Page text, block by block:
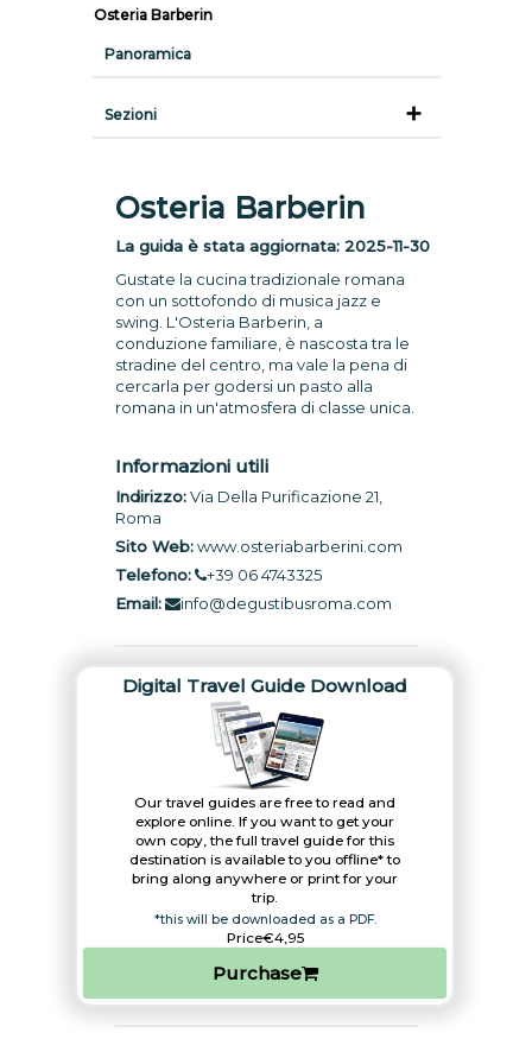
Osteria Barberin
Panoramica
Sezioni
Osteria Barberin
La guida è stata aggiornata: 2025-11-30
Gustate la cucina tradizionale romana
con un sottofondo di musica jazz e
swing. L'Osteria Barberin, a
conduzione familiare, è nascosta tra le
stradine del centro, ma vale la pena di
cercarla per godersi un pasto alla
romana in un'atmosfera di classe unica.
Informazioni utili
Indirizzo:Via Della Purificazione 21,
Roma
Sito Web: www.osteriabarberini.com
Telefono:
+39 06 4743325
Email:
info@degustibusroma.com
Digital Travel Guide Download
Our travel guides are free to read and
explore online. If you want to get your
own copy, the full travel guide for this
destination is available to you offline* to
bring along anywhere or print for your
trip.​
*this will be downloaded as a PDF.
Price€4,95
Purchase